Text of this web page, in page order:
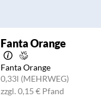
Fanta Orange
Fanta Orange
0,33l (MEHRWEG)
zzgl. 0,15 € Pfand